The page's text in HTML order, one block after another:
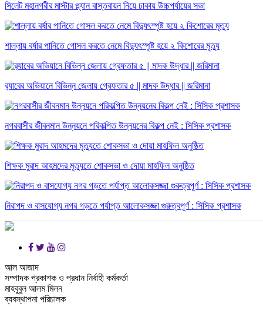
সিলেট মহানগরীর মাস্টার প্ল্যান বাস্তবায়ন নিয়ে ঢাকায় উচ্চপর্যায়ের সভা
শাল্লায় বর্ষার পানিতে গোসল করতে নেমে বিদ্যুৎস্পৃষ্ট হয়ে ২ কিশোরের মৃত্যু
র‌্যাবের অভিয়ানে বিভিন্ন জেলায় গ্রেফতার ৫ || মাদক উদ্ধার || জরিমানা
নগরবাসীর জীবনমান উন্নয়নে পরিকল্পিত উন্নয়নের বিকল্প নেই : সিসিক প্রশাসক
শিক্ষক মুরাদ আহমদের মৃত্যুতে শোকসভা ও দোয়া মাহফিল অনুষ্ঠিত
নিরাপদ ও বাসযোগ্য নগর গড়তে পর্যাপ্ত আলোকসজ্জা গুরুত্বপূর্ণ : সিসিক প্রশাসক
আল আজাদ
সম্পাদক প্রকাশক ও প্রধান নির্বাহী কর্মকর্তা
মাহবুবুল আলম মিলন
ব্যবস্থাপনা পরিচালক